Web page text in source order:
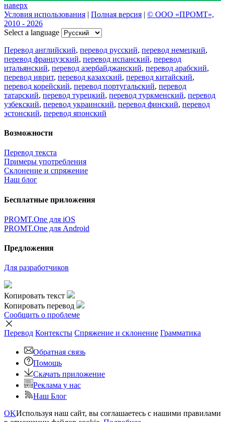
наверх
Условия использования | Полная версия | © ООО «ПРОМТ»,
2010 - 2026
Select a language
Перевод английский, перевод русский, перевод немецкий,
перевод французский, перевод испанский, перевод
итальянский, перевод азербайджанский, перевод арабский,
перевод иврит, перевод казахский, перевод китайский,
перевод корейский, перевод португальский, перевод
татарский, перевод турецкий, перевод туркменский, перевод
узбекский, перевод украинский, перевод финский, перевод
эстонский, перевод японский
Возможности
Перевод текста
Примеры употребления
Склонение и спряжение
Наш блог
Бесплатные приложения
PROMT.One для iOS
PROMT.One для Android
Предложения
Для разработчиков
Копировать текст
Копировать перевод
Сообщить о проблеме
Перевод Контексты Спряжение и склонение Грамматика
Обратная связь
Помощь
Скачать приложение
Реклама у нас
Наш Блог
OKИспользуя наш сайт, вы соглашаетесь с нашими правилами